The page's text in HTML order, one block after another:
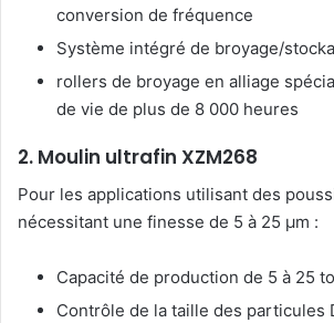
conversion de fréquence
Système intégré de broyage/
rollers de broyage en alliage
de vie de plus de 8 000 heures
2. Moulin ultrafin XZM268
Pour les applications utilisant des
nécessitant une finesse de 5 à 25 μm :
Capacité de production de 5 à 25
Contrôle de la taille des particules